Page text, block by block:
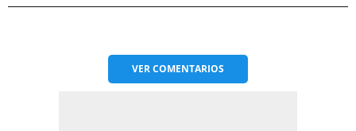
VERCOMENTARIOS